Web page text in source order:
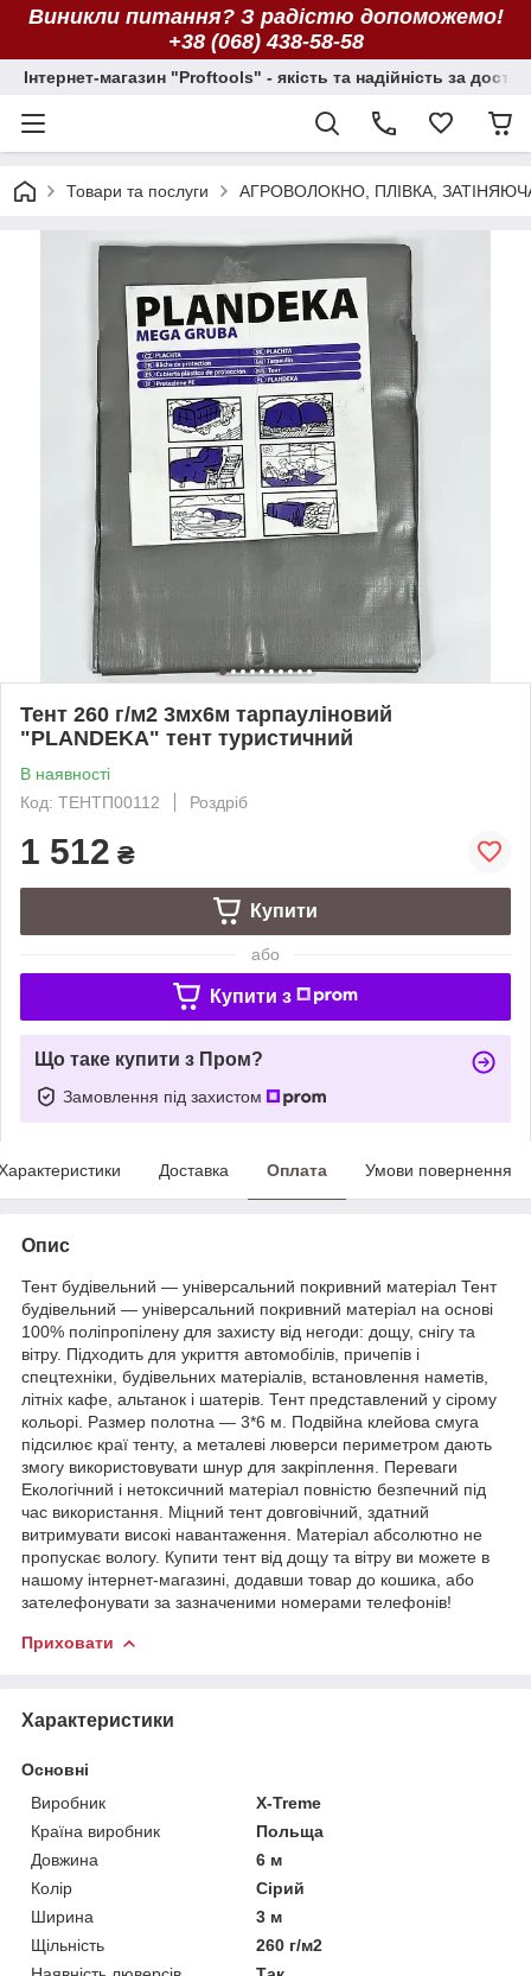
Виникли питання? З радістю допоможемо!
+38 (068) 438-58-58
Інтернет-магазин "Proftools" - якість та надійність за
Товари та послуги АГРОВОЛОКНО, ПЛІВКА,
Тент 260 г/м2 3мх6м тарпауліновий
"PLANDEKA" тент туристичний
В наявності
Код: ТЕНТП00112
Роздріб
1 512 ₴
Купити
або
Купити з
Що таке купити з Пром?
Замовлення під захистом
Доставка Оплата Умови повернення
Опис
Тент будівельний — універсальний покривний матеріал Тент
будівельний — універсальний покривний матеріал на основі
100% поліпропілену для захисту від негоди: дощу, снігу та
вітру. Підходить для укриття автомобілів, причепів і
спецтехніки, будівельних матеріалів, встановлення наметів,
літніх кафе, альтанок і шатерів. Тент представлений у сірому
кольорі. Размер полотна — 3*6 м. Подвійна клейова смуга
підсилює краї тенту, а металеві люверси периметром дають
змогу використовувати шнур для закріплення. Переваги
Екологічний і нетоксичний матеріал повністю безпечний під
час використання. Міцний тент довговічний, здатний
витримувати високі навантаження. Матеріал абсолютно не
пропускає вологу. Купити тент від дощу та вітру ви можете в
нашому інтернет-магазині, додавши товар до кошика, або
зателефонувати за зазначеними номерами телефонів!
Приховати
Характеристики
Основні
Виробник
X-Treme
Країна виробник
Польща
Довжина
6 м
Колір
Сірий
Ширина
3 м
Щільність
260 г/м2